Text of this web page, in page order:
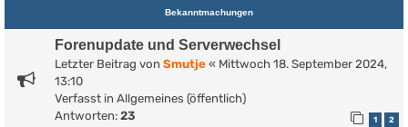
Bekanntmachungen
Forenupdate und Serverwechsel
Letzter Beitrag von Smutje « Mittwoch 18. September 2024,
13:10
Verfasst in Allgemeines (öffentlich)
Antworten: 23 1 2